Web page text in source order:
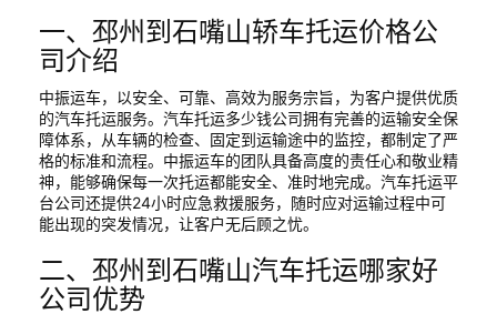
一、邳州到石嘴山轿车托运价格公
司介绍
中振运车，以安全、可靠、高效为服务宗旨，为客户提供优质
的汽车托运服务。汽车托运多少钱公司拥有完善的运输安全保
障体系，从车辆的检查、固定到运输途中的监控，都制定了严
格的标准和流程。中振运车的团队具备高度的责任心和敬业精
神，能够确保每一次托运都能安全、准时地完成。汽车托运平
台公司还提供24小时应急救援服务，随时应对运输过程中可
能出现的突发情况，让客户无后顾之忧。
二、邳州到石嘴山汽车托运哪家好
公司优势